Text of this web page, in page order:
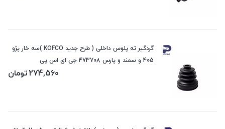
گردگیر ته پلوس داخلی ( طرح جدید KOFCO )سه خار پژو
405 و سمند و پارس 473708 جی ای اس پی
274,560تومان